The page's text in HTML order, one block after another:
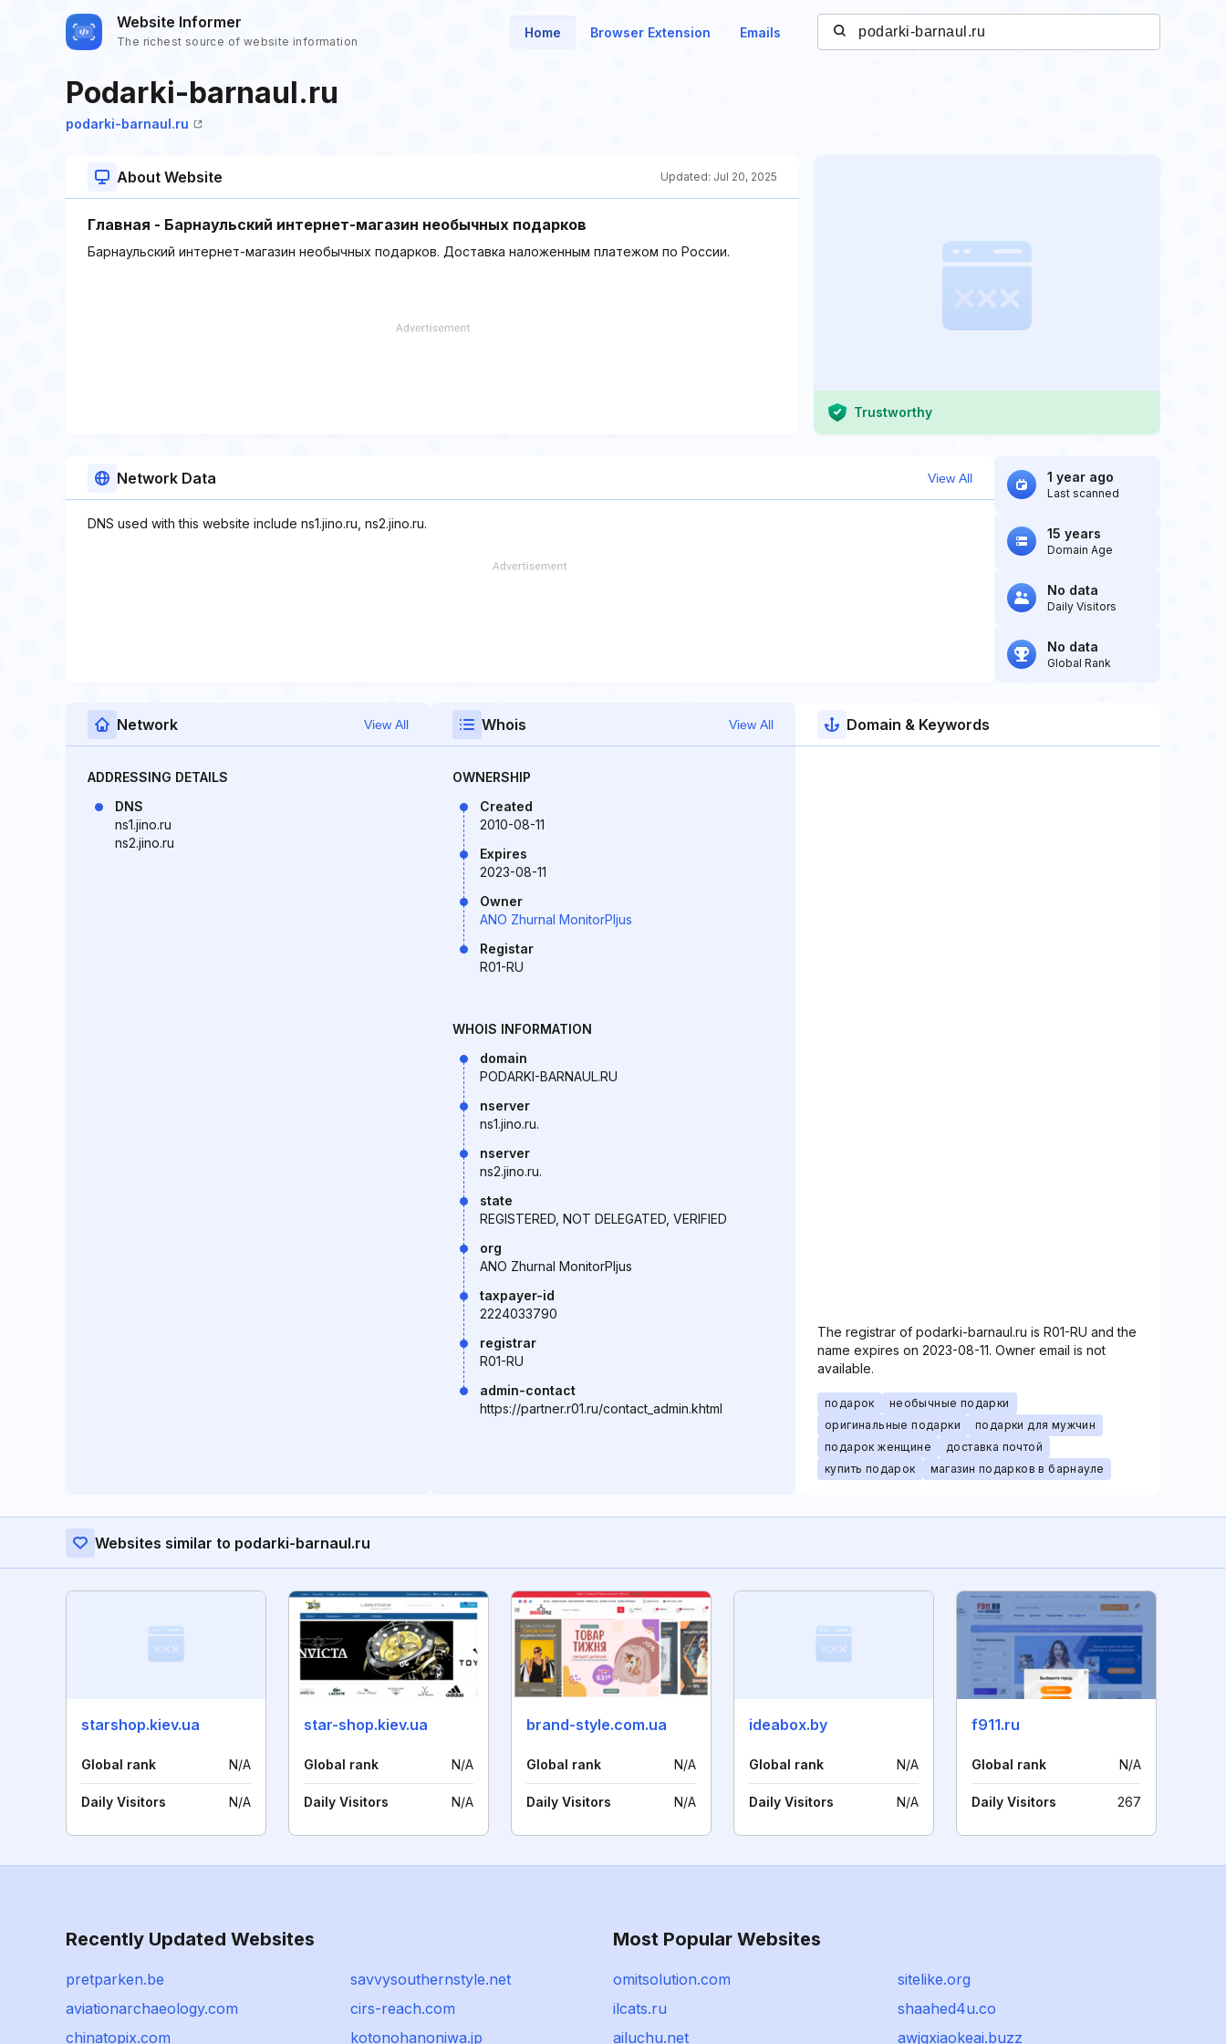
Website Informer
The richest source of website information
Home Browser Extension Emails
Podarki-barnaul.ru
podarki-barnaul.ru
About Website Updated: Jul 20, 2025
Главная - Барнаульский интернет-магазин необычных подарков
Барнаульский интернет-магазин необычных подарков. Доставка наложенным платежом по России.
Trustworthy
Network Data View All
DNS used with this website include ns1.jino.ru, ns2.jino.ru.
1 year ago
Last scanned
15 years
Domain Age
No data
Daily Visitors
No data
Global Rank
Network View All
ADDRESSING DETAILS
DNS
ns1.jino.ru
ns2.jino.ru
Whois View All
OWNERSHIP
Created
2010-08-11
Expires
2023-08-11
Owner
ANO Zhurnal MonitorPljus
Registar
R01-RU
WHOIS INFORMATION
domain
PODARKI-BARNAUL.RU
nserver
ns1.jino.ru.
nserver
ns2.jino.ru.
state
REGISTERED, NOT DELEGATED, VERIFIED
org
ANO Zhurnal MonitorPljus
taxpayer-id
2224033790
registrar
R01-RU
admin-contact
https://partner.r01.ru/contact_admin.khtml
Domain & Keywords
The registrar of podarki-barnaul.ru is R01-RU and the
name expires on 2023-08-11. Owner email is not
available.
подарок
необычные подарки
оригинальные подарки
подарки для мужчин
подарок женщине
доставка почтой
купить подарок
магазин подарков в барнауле
Websites similar to podarki-barnaul.ru
starshop.kiev.ua
Global rank N/A
Daily Visitors N/A
star-shop.kiev.ua
Global rank N/A
Daily Visitors N/A
brand-style.com.ua
Global rank N/A
Daily Visitors N/A
ideabox.by
Global rank N/A
Daily Visitors N/A
f911.ru
Global rank N/A
Daily Visitors 267
Recently Updated Websites
pretparken.be
savvysouthernstyle.net
aviationarchaeology.com
cirs-reach.com
chinatopix.com
kotonohanoniwa.jp
Most Popular Websites
omitsolution.com
sitelike.org
ilcats.ru
shaahed4u.co
ailuchu.net
awjqxiaokeai.buzz